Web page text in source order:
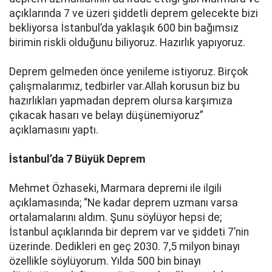
açıklarında 7 ve üzeri şiddetli deprem gelecekte bizi
bekliyorsa İstanbul’da yaklaşık 600 bin bağımsız
birimin riskli olduğunu biliyoruz. Hazırlık yapıyoruz.
Deprem gelmeden önce yenileme istiyoruz. Birçok
çalışmalarımız, tedbirler var.Allah korusun biz bu
hazırlıkları yapmadan deprem olursa karşımıza
çıkacak hasarı ve belayı düşünemiyoruz”
açıklamasını yaptı.
İstanbul’da 7 Büyük Deprem
Mehmet Özhaseki, Marmara depremi ile ilgili
açıklamasında; “Ne kadar deprem uzmanı varsa
ortalamalarını aldım. Şunu söylüyor hepsi de;
İstanbul açıklarında bir deprem var ve şiddeti 7’nin
üzerinde. Dedikleri en geç 2030. 7,5 milyon binayı
özellikle söylüyorum. Yılda 500 bin binayı